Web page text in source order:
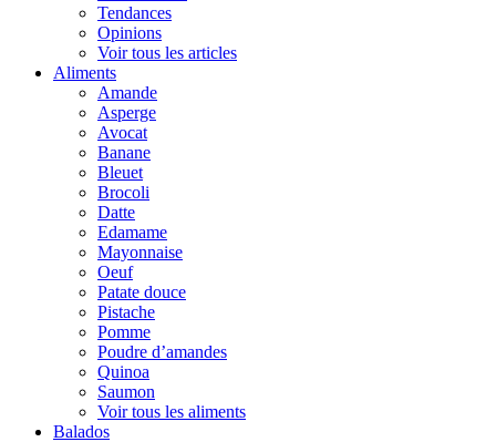
Tendances
Opinions
Voir tous les articles
Aliments
Amande
Asperge
Avocat
Banane
Bleuet
Brocoli
Datte
Edamame
Mayonnaise
Oeuf
Patate douce
Pistache
Pomme
Poudre d’amandes
Quinoa
Saumon
Voir tous les aliments
Balados